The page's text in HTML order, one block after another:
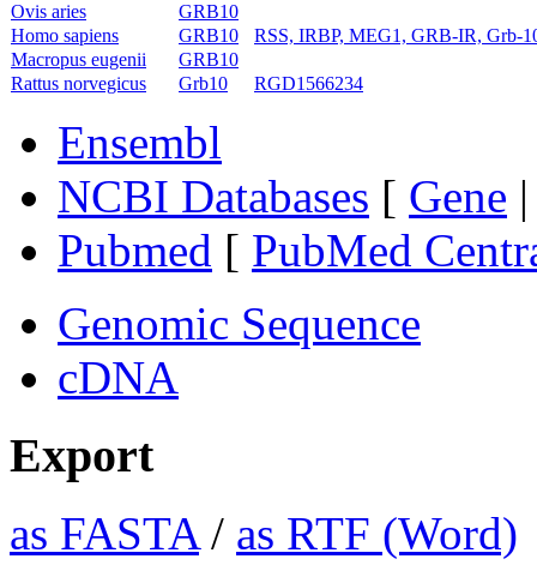
Ovis aries
GRB10
Homo sapiens
GRB10
RSS, IRBP, MEG1, GRB-IR, Grb-
Macropus eugenii
GRB10
Rattus norvegicus
Grb10 RGD1566234
Ensembl
NCBI Databases [ Gene
Pubmed [ PubMed
Genomic Sequence
cDNA
Export
as FASTA/ as RTF (Word)